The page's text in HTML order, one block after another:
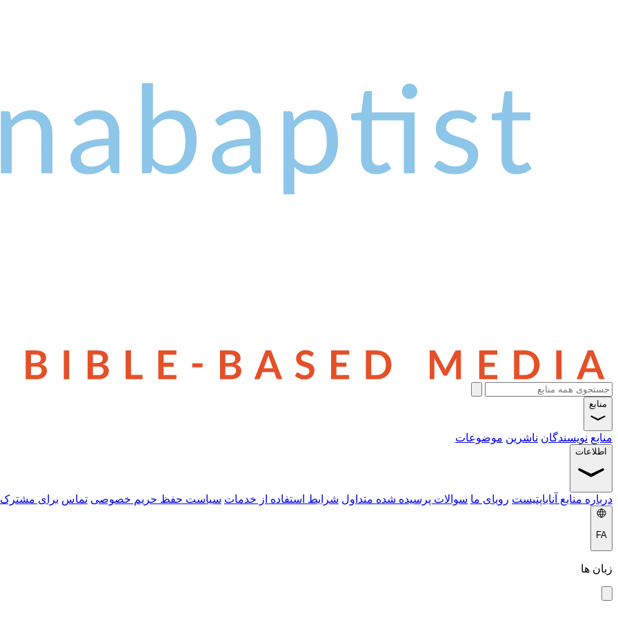
منابع
منابع نویسندگان ناشرین موضوعات
اطلاعات
درباره منابع آناباپتیست رویای ما سوالات پرسیده شده متداول شرایط استفاده از خدمات سیاست حفظ حریم خصوصی تماس برای
FA
زبان ها